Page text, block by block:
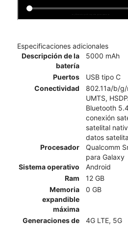
Especificaciones adicionales
Descripción de la
batería
5000 mAh
Puertos
USB tipo C
Conectividad
802.11a/b/
UMTS,
Bluetooth
conexión
satelital
datos
Procesador
Qualcomm
para Galaxy
Sistema operativo
Android
Ram
12 GB
Memoria
expandible
máxima
0 GB
Generaciones de
4G LTE, 5G